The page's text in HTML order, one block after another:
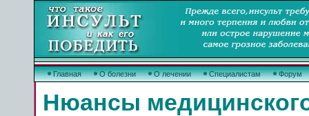
Главная О болезни О лечении Специалистам Форум
Нюансы